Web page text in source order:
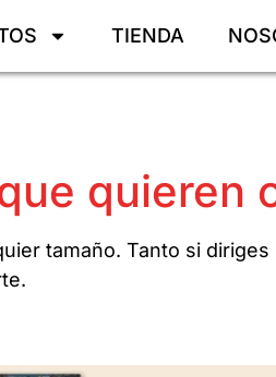
TIENDA
quieren
tamaño. Tanto si